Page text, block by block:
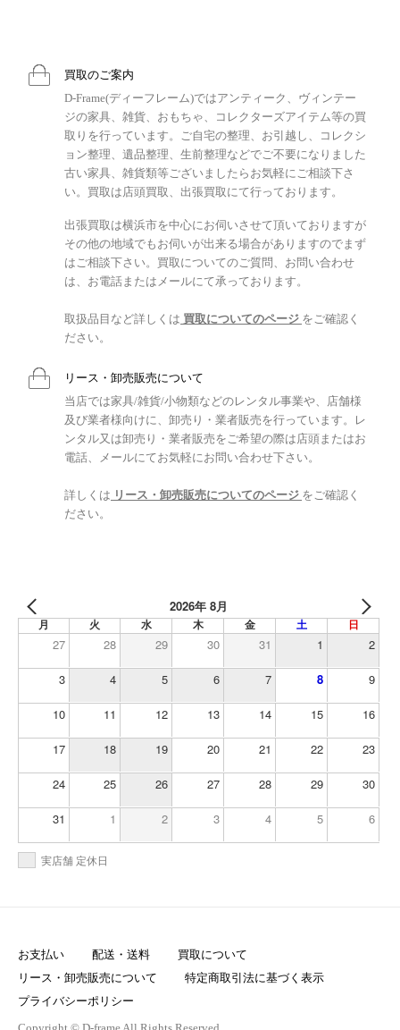
買取のご案内
D-Frame(ディーフレーム)ではアンティーク、ヴィンテー
ジの家具、雑貨、おもちゃ、コレクターズアイテム等の買
取りを行っています。ご自宅の整理、お引越し、コレクシ
ョン整理、遺品整理、生前整理などでご不要になりました
古い家具、雑貨類等ございましたらお気軽にご相談下さ
い。買取は店頭買取、出張買取にて行っております。
出張買取は横浜市を中心にお伺いさせて頂いておりますが
その他の地域でもお伺いが出来る場合がありますのでまず
はご相談下さい。買取についてのご質問、お問い合わせ
は、お電話またはメールにて承っております。
取扱品目など詳しくは 買取についてのページ をご確認く
ださい。
リース・卸売販売について
当店では家具/雑貨/小物類などのレンタル事業や、店舗様
及び業者様向けに、卸売り・業者販売を行っています。レ
ンタル又は卸売り・業者販売をご希望の際は店頭またはお
電話、メールにてお気軽にお問い合わせ下さい。
詳しくは リース・卸売販売についてのページ をご確認く
ださい。
2026年 8月
月 火 水 木 金 土 日
27 28 29 30 31 1 2
3 4 5 6 7 8 9
10 11 12 13 14 15 16
17 18 19 20 21 22 23
24 25 26 27 28 29 30
31 1 2 3 4 5 6
実店舗 定休日
お支払い 配送・送料
買取について
リース・卸売販売について
特定商取引法に基づく表示
プライバシーポリシー